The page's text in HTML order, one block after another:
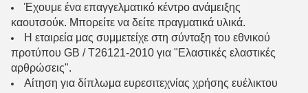
Έχουμε ένα επαγγελματικό κέντρο ανάμειξης
καουτσούκ. Μπορείτε να δείτε πραγματικά υλικά.
Η εταιρεία μας συμμετείχε στη σύνταξη του εθνικού
προτύπου GB / T26121-2010 για "Ελαστικές ελαστικές
αρθρώσεις".
Αίτηση για δίπλωμα ευρεσιτεχνίας χρήσης ευέλικτου